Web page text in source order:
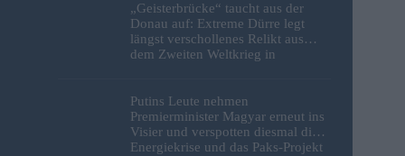
„Geisterbrücke“ taucht aus der
Donau auf: Extreme Dürre legt
längst verschollenes Relikt aus
dem Zweiten Weltkrieg in
Putins Leute nehmen
Premierminister Magyar erneut ins
Visier und verspotten diesmal die
Energiekrise und das Paks-Projekt